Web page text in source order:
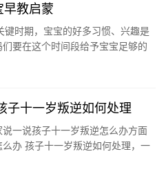
教启蒙
时期，宝宝的好多习惯、兴趣是
要在这个时间段给予宝宝足够的
子十一岁叛逆如何处理
一说孩子十一岁叛逆怎么办方面
办 孩子十一岁叛逆如何处理，一